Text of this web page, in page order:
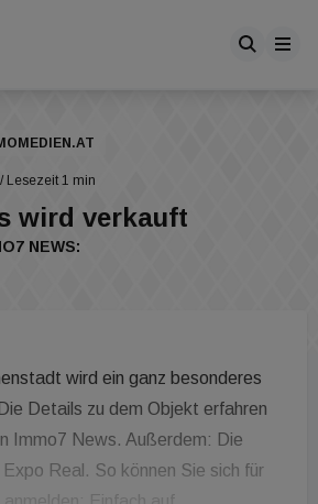
/ Lesezeit 1 min
wird verkauft
NEWS:
wird ein ganz besonderes
Details zu dem Objekt erfahren
Immo7 News. Außerdem: Die
Real. So können Sie sich für